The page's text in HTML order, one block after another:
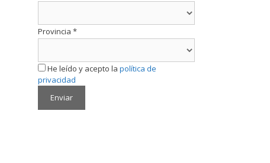
Provincia *
He leído y acepto la política de
privacidad